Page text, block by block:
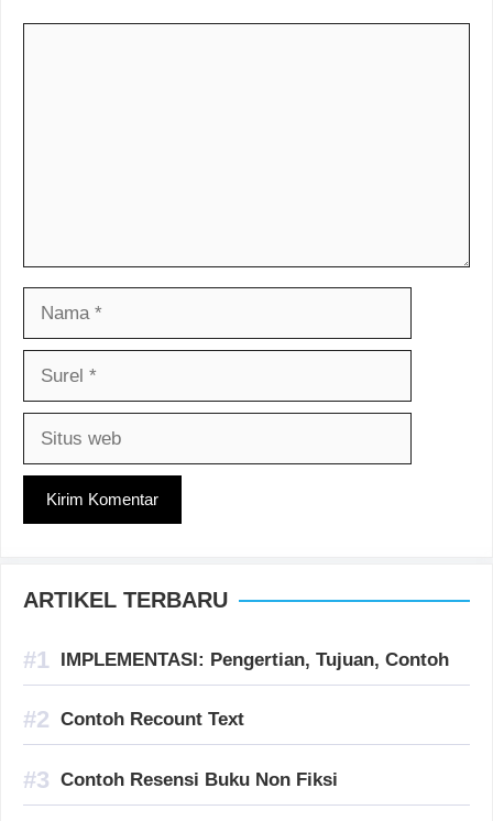
ARTIKEL TERBARU
IMPLEMENTASI: Pengertian, Tujuan, Contoh
Contoh Recount Text
Contoh Resensi Buku Non Fiksi